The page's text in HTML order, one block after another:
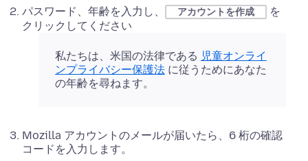
パスワード、年齢を入力し、
アカウントを作成
を
クリックしてください
私たちは、米国の法律である 児童オンライ
ンプライバシー保護法 に従うためにあなた
の年齢を尋ねます。
Mozilla アカウントのメールが届いたら、6 桁の確認
コードを入力します。